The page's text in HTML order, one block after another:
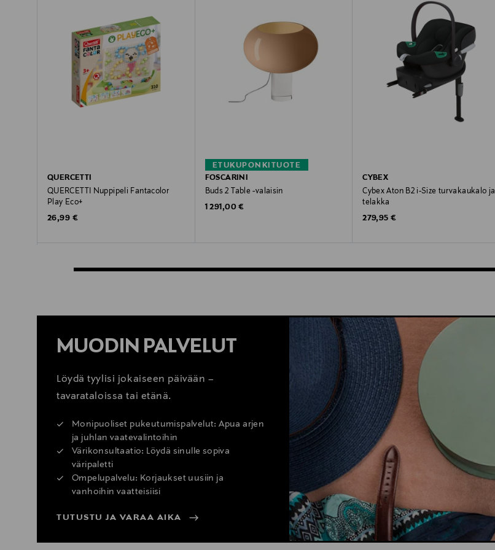
QUERCETTI
QUERCETTI Nuppipeli Fantacolor
Play Eco+
Original Price
26,99 €
ETUKUPONKITUOTE
FOSCARINI
Buds 2 Table -valaisin
Original Price
1 291,00 €
CYBEX
Cybex Aton B2 i-Size turvakaukalo ja
telakka
Original Price
279,95 €
MUODIN PALVELUT
Löydä tyylisi jokaiseen päivään –
tavarataloissa tai etänä.
Monipuoliset pukeutumispalvelut: Apua arjen
ja juhlan vaatevalintoihin
Värikonsultaatio: Löydä sinulle sopiva
väripaletti
Ompelupalvelu: Korjaukset uusiin ja
vanhoihin vaatteisiisi
TUTUSTU JA VARAA AIKA